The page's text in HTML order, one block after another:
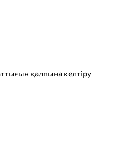
қалпына келтіру